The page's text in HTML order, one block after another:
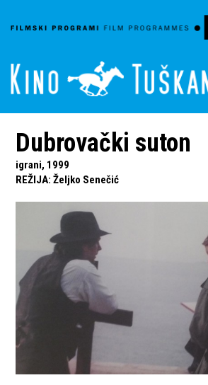
Dubrovački suton
igrani, 1999
REŽIJA: Željko Senečić